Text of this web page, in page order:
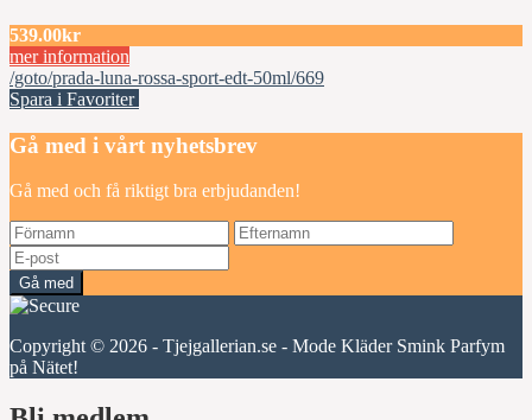
539.00kr
mer information
/goto/prada-luna-rossa-sport-edt-50ml/669
Spara i Favoriter
Gå med i vårt nyhetsbrev
Gå med och få riktigt bra erbjudanden!
Gå med
Copyright © 2026 - Tjejgallerian.se - Mode Kläder Smink Parfym
på Nätet!